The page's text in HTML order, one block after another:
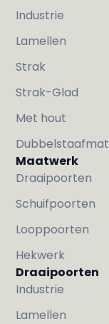
Industrie
Lamellen
Strak
Strak-Glad
Met hout
Dubbelstaafmat
Maatwerk
Draaipoorten
Schuifpoorten
Looppoorten
Hekwerk
Draaipoorten
Industrie
Lamellen